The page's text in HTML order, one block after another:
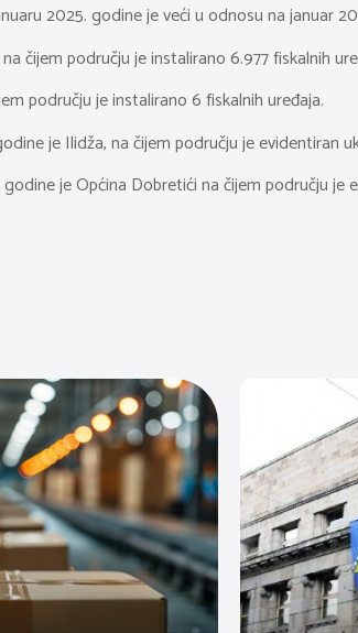
2025. godine je veći u odnosu na januar
čijem području je instalirano 6.977 fiskalnih
području je instalirano 6 fiskalnih uređaja.
je Ilidža, na čijem području je evidentiran
je Općina Dobretići na čijem području je